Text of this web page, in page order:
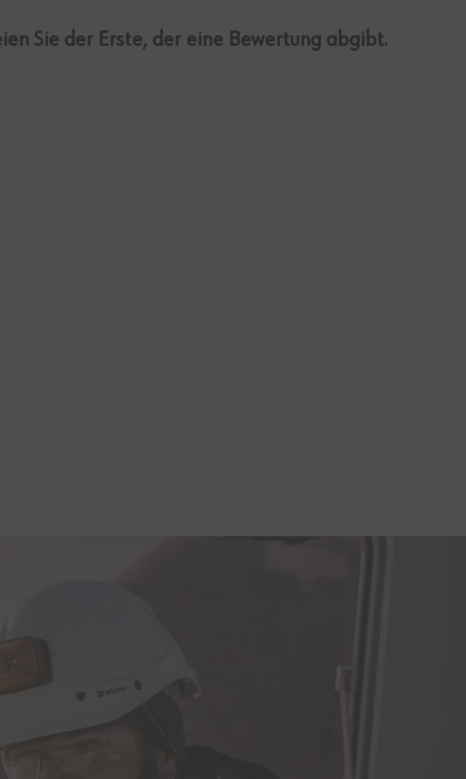
Sie der Erste, der eine Bewertung abgibt.